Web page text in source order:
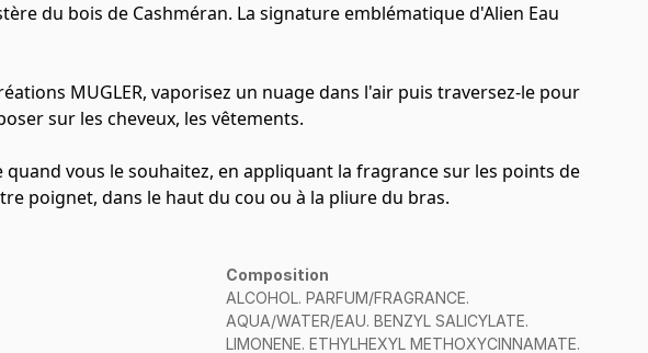
du bois de Cashméran. La signature emblématique d'Alien Eau
MUGLER, vaporisez un nuage dans l'air puis traversez-le pour
sur les cheveux, les vêtements.
quand vous le souhaitez, en appliquant la fragrance sur les points de
poignet, dans le haut du cou ou à la pliure du bras.
Composition
ALCOHOL. PARFUM/FRAGRANCE.
AQUA/WATER/EAU. BENZYL SALICYLATE.
LIMONENE. ETHYLHEXYL METHOXYCINNAMATE.